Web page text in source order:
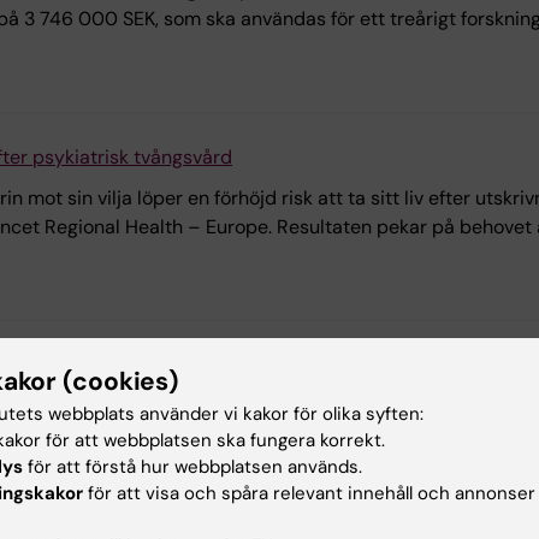
3 746 000 SEK, som ska användas för ett treårigt
psykiatrisk tvångsvård
mot sin vilja löper en förhöjd risk att ta sitt liv efter
Regional Health – Europe. Resultaten pekar på
självmord i tunnelbanan
i transportsystemet i Sverige, varav ungefär 85
rädda liv.
(cookies)
webbplats använder vi kakor för olika syften:
för att webbplatsen ska fungera korrekt.
för att förstå hur webbplatsen används.
för att visa och spåra relevant innehåll och